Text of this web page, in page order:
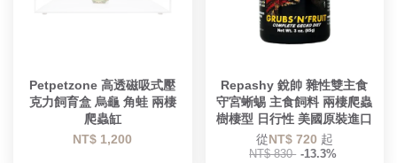
Petpetzone 高透磁吸式壓
克力飼育盒 烏龜 角蛙 兩棲
爬蟲缸
NT$ 1,200
Repashy 銳帥 雜性雙主食
守宮蜥蜴 主食飼料 兩棲爬蟲
樹棲型 日行性 美國原裝進口
從NT$ 720 起
NT$ 830 -13.3%